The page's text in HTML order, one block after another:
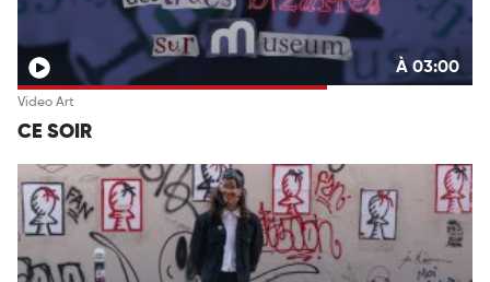
À 03:00
Video Art
CE SOIR